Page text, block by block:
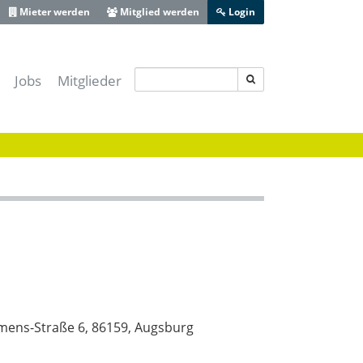
IT-Sicherheitscluster e.V.
Schwaben
Schwaben
Jobs Mitglieder
Mieter werden Mitglied werden Login
Straße 6, 86159, Augsburg